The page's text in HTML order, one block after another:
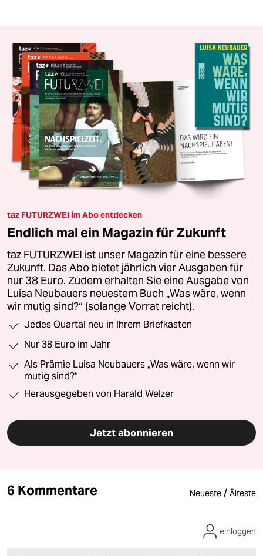
taz FUTURZWEI im Abo entdecken
Endlich mal ein Magazin für Zukunft
taz FUTURZWEI ist unser Magazin für eine bessere
Zukunft. Das Abo bietet jährlich vier Ausgaben für
nur 38 Euro. Zudem erhalten Sie eine Ausgabe von
Luisa Neubauers neuestem Buch „Was wäre, wenn
wir mutig sind?“ (solange Vorrat reicht).
Jedes Quartal neu in Ihrem Briefkasten
Nur 38 Euro im Jahr
Als Prämie Luisa Neubauers „Was wäre, wenn wir
mutig sind?“
Herausgegeben von Harald Welzer
Jetzt abonnieren
6 Kommentare Neueste / Älteste
einloggen